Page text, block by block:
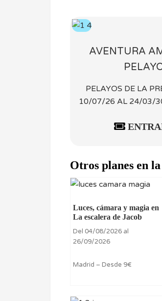
AVENTURA
PELAYOS DE LA
10/07/26 AL 24/03/
Otros planes en
Luces, cámara y magia en
La escalera de Jacob
Del 04/08/2026 al
26/09/2026
Madrid – Desde 9€